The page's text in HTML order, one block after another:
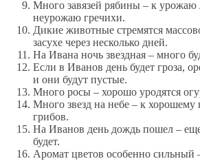
Много завязей рябины – к урожаю
неурожаю гречихи.
Дикие животные стремятся
засухе через несколько дней.
На Ивана ночь звездная – много
Если в Иванов день будет гроза,
и они будут пустые.
Много росы – хорошо уродятся
Много звезд на небе – к
грибов.
На Иванов день дождь пошел –
будет.
Аромат цветов особенно сильный